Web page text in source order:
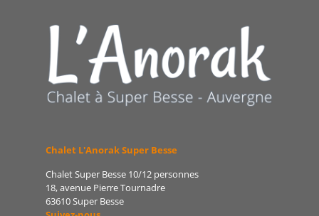
Chalet L'Anorak Super Besse
Chalet Super Besse 10/12 personnes
18, avenue Pierre Tournadre
63610 Super Besse